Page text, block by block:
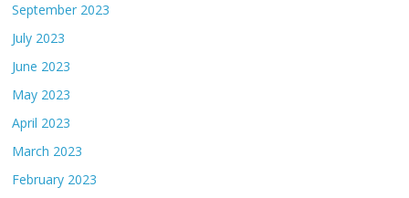
September 2023
July 2023
June 2023
May 2023
April 2023
March 2023
February 2023